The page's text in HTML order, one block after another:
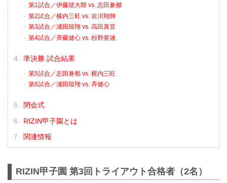
第1試合／伊藤琥大郎 vs. 志田兼都
第2試合／横内三旺 vs. 岩川翔輝
第3試合／浦田陸翔 vs. 高田真音
第4試合／⻫藤健心 vs. 杉野亜漣
準決勝 試合結果
第5試合／志田兼都 vs. 横内三旺
第6試合／浦田陸翔 vs. 斉健心
閉会式
RIZIN甲子園とは
関連情報
RIZIN甲子園 第3回トライアウト合格者（2名）